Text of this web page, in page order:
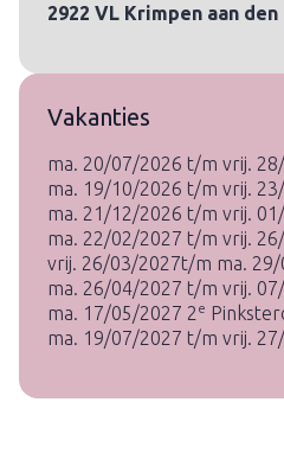
2922 VL Krimpen aan
Vakanties
ma. 20/07/2026 t/m vrij.
ma. 19/10/2026 t/m vrij.
ma. 21/12/2026 t/m vrij.
ma. 22/02/2027 t/m vrij.
vrij. 26/03/2027t/m ma.
ma. 26/04/2027 t/m vrij.
ma. 17/05/2027 2 e
ma. 19/07/2027 t/m vrij.